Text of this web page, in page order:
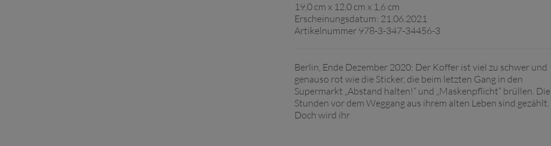
19,0 cm x 12,0 cm x 1,6 cm
Erscheinungsdatum: 21.06.2021
Artikelnummer 978-3-347-34456-3
Berlin, Ende Dezember 2020: Der Koffer ist viel zu schwer und
genauso rot wie die Sticker, die beim letzten Gang in den
Supermarkt „Abstand halten!“ und „Maskenpflicht“ brüllen. Die
Stunden vor dem Weggang aus ihrem alten Leben sind gezählt.
Doch wird ihr